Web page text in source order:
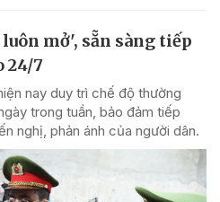
luôn mở', sẵn sàng tiếp
24/7
nay duy trì chế độ thường
trong tuần, bảo đảm tiếp
nghị, phản ánh của người dân.